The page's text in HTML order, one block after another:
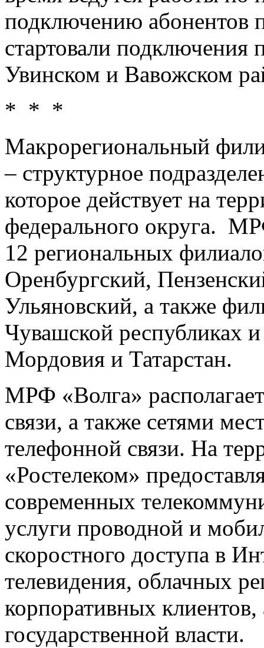
подключению абонентов
стартовали подключения
Увинском и Вавожском
* * *
Макрорегиональный
– структурное
которое действует на
федерального округа.
12 региональных
Оренбургский,
Ульяновский, а также
Чувашской республиках
Мордовия и Татарстан.
МРФ «Волга»
связи, а также сетями
телефонной связи. На
«Ростелеком»
современных
услуги проводной и
скоростного доступа в
телевидения, облачных
корпоративных клиентов,
государственной власти.